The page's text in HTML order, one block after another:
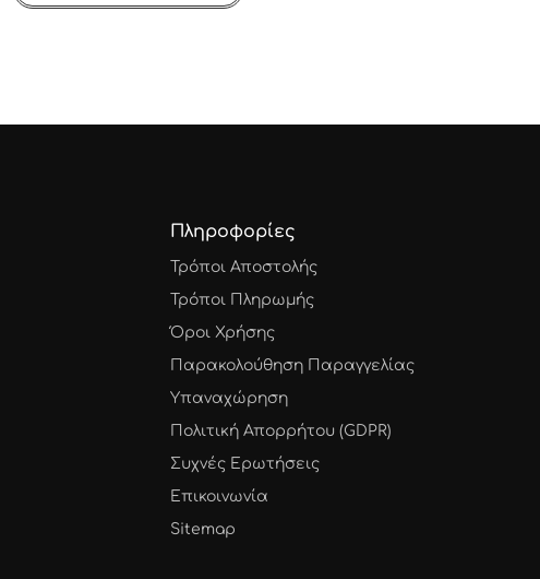
Πληροφορίες
Τρόποι Αποστολής
Τρόποι Πληρωμής
Όροι Χρήσης
Παρακολούθηση Παραγγελίας
Υπαναχώρηση
Πολιτική Απορρήτου (GDPR)
Συχνές Ερωτήσεις
Επικοινωνία
Sitemap